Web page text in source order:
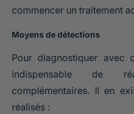
commencer un traitement
Moyens de détections
Pour diagnostiquer avec
indispensable de
complémentaires. Il en
réalisés :